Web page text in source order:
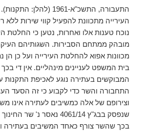
התעבורה, התשכ"א-1961
העירייה מתכוונת להפעיל קווי שירות ללא
נוכח טענות אלו ואחרות, נטען כי החלטת
מובהק ממתחם הסבירות. השגותיהם
מכוונות אפוא להחלטת העירייה ועל כן הן
בית המשפט לעניינים מינהליים. אין די
המבוקשים בעתירה נוגע לאכיפת התקנות
התחבורה והשר כדי לקבוע כי זה הסעד
וצירופם של אלה כמשיבים לעתירה אינו
בכך שהשר צורף כאחד המשיבים בעתירה